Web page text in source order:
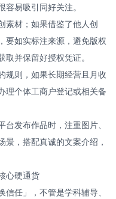
易吸引同好关注。
素材；如果借鉴了他人创
要如实标注来源，避免版权
并保留好授权凭证。
规则，如果长期经营且月收
理个体工商户登记或相关备
台发布作品时，注重图片、
，搭配真诚的文案介绍，
心硬通货
任」，不管是学科辅导、